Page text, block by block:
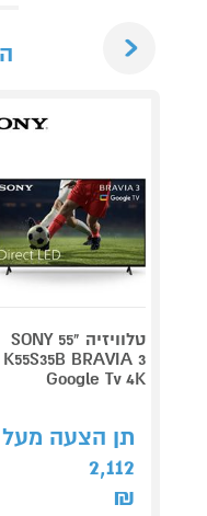
טלוויזיה "55 SONY
K55S35B BRAVIA 3
Google Tv 4K
תן הצעה מעל
2,112
₪